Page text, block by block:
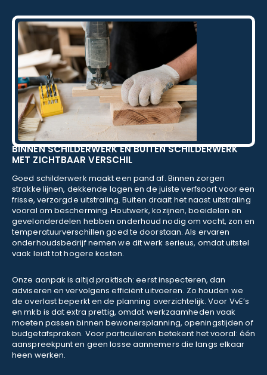
BINNEN SCHILDERWERK EN BUITEN SCHILDERWERK
MET ZICHTBAAR VERSCHIL
Goed schilderwerk maakt een pand af. Binnen zorgen
strakke lijnen, dekkende lagen en de juiste verfsoort voor een
frisse, verzorgde uitstraling. Buiten draait het naast uitstraling
vooral om bescherming. Houtwerk, kozijnen, boeidelen en
gevelonderdelen hebben onderhoud nodig om vocht, zon en
temperatuurverschillen goed te doorstaan. Als ervaren
onderhoudsbedrijf nemen we dit werk serieus, omdat uitstel
vaak leidt tot hogere kosten.
Onze aanpak is altijd praktisch: eerst inspecteren, dan
adviseren en vervolgens efficiënt uitvoeren. Zo houden we
de overlast beperkt en de planning overzichtelijk. Voor VvE’s
en mkb is dat extra prettig, omdat werkzaamheden vaak
moeten passen binnen bewonersplanning, openingstijden of
budgetafspraken. Voor particulieren betekent het vooral: één
aanspreekpunt en geen losse aannemers die langs elkaar
heen werken.